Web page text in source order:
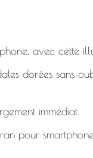
avec cette
dorées sans
immédiat.
pour